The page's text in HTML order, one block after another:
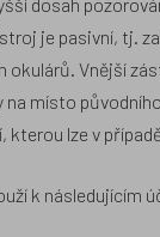
je pasivní, tj.
Vnější
místo
lze v
k následujícím